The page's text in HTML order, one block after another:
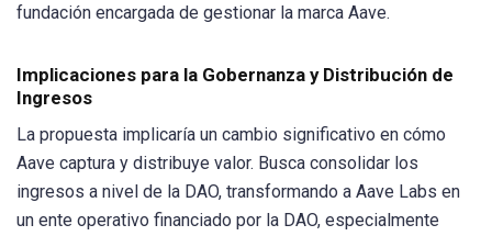
fundación encargada de gestionar la marca Aave.
Implicaciones para la Gobernanza y Distribución de
Ingresos
La propuesta implicaría un cambio significativo en cómo
Aave captura y distribuye valor. Busca consolidar los
ingresos a nivel de la DAO, transformando a Aave Labs en
un ente operativo financiado por la DAO, especialmente